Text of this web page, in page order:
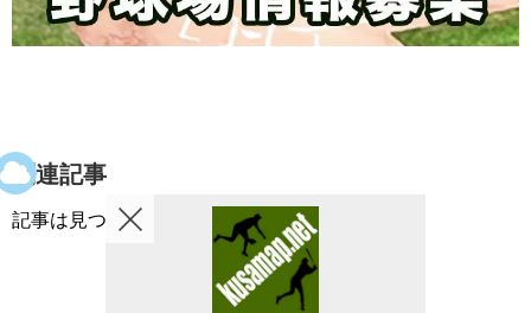
関連記事
記事は見つかりませんでした。